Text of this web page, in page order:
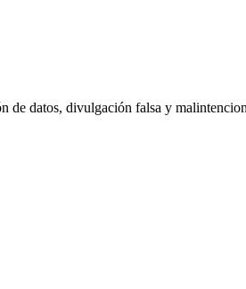
datos, divulgación falsa y